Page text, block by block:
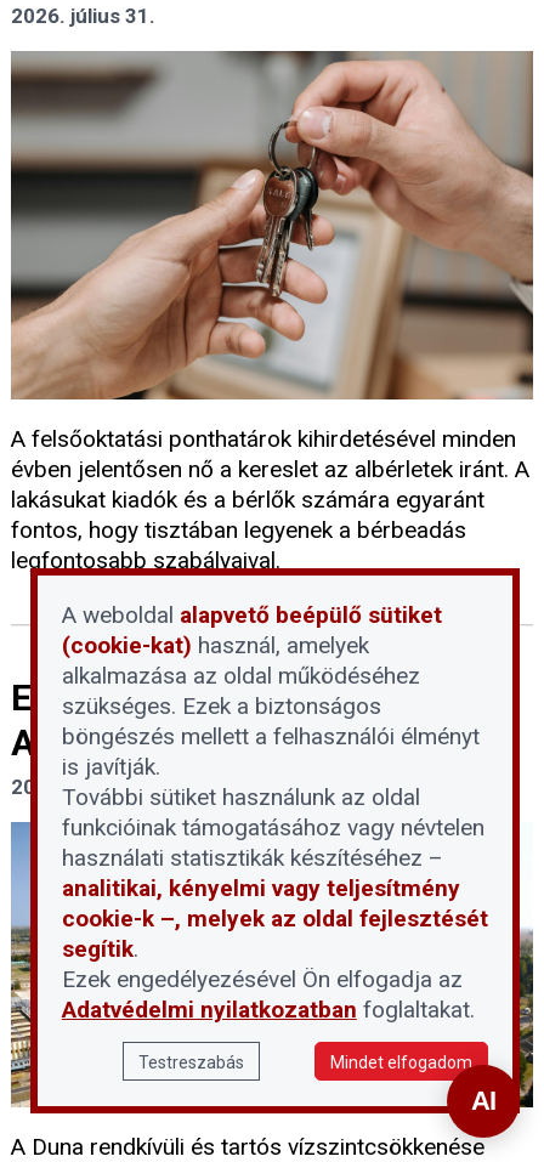
2026. július 31.
A felsőoktatási ponthatárok kihirdetésével minden
évben jelentősen nő a kereslet az albérletek iránt. A
lakásukat kiadók és a bérlők számára egyaránt
fontos, hogy tisztában legyenek a bérbeadás
legfontosabb szabályaival.
Elkerülhetetlenné válik a Paksi
Atomerőmű teljes leállítása
2026. július 30.
A Duna rendkívüli és tartós vízszintcsökkenése
A weboldal alapvető beépülő sütiket
(cookie-kat) használ, amelyek
alkalmazása az oldal működéséhez
szükséges. Ezek a biztonságos
böngészés mellett a felhasználói élményt
is javítják.
További sütiket használunk az oldal
funkcióinak támogatásához vagy névtelen
használati statisztikák készítéséhez –
analitikai, kényelmi vagy teljesítmény
cookie-k –, melyek az oldal fejlesztését
segítik.
Ezek engedélyezésével Ön elfogadja az
Adatvédelmi nyilatkozatban foglaltakat.
Testreszabás Mindet elfogadom